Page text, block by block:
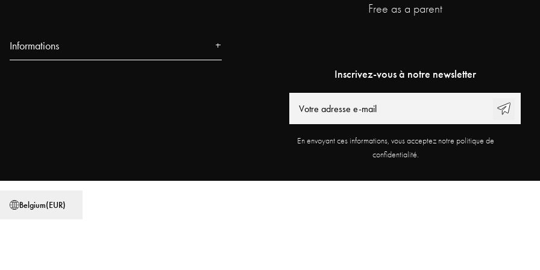
Free as a parent
Informations
Guides d'utilisation
Inscrivez-vous à notre newsletter
En envoyant ces informations, vous acceptez notre politique de
confidentialité.
Belgium(EUR)